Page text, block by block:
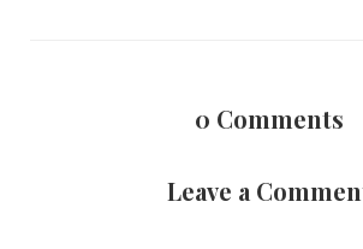
0 Comments
Leave a